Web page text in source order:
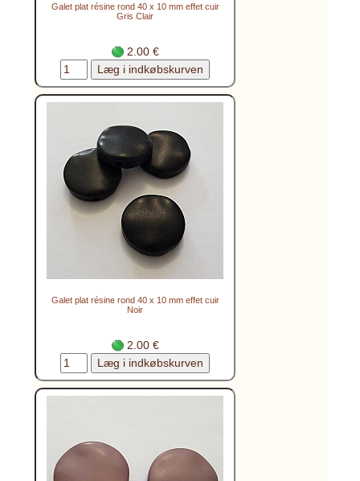
Galet plat résine rond 40 x 10 mm effet cuir
Gris Clair
2.00 €
Galet plat résine rond 40 x 10 mm effet cuir
Noir
2.00 €